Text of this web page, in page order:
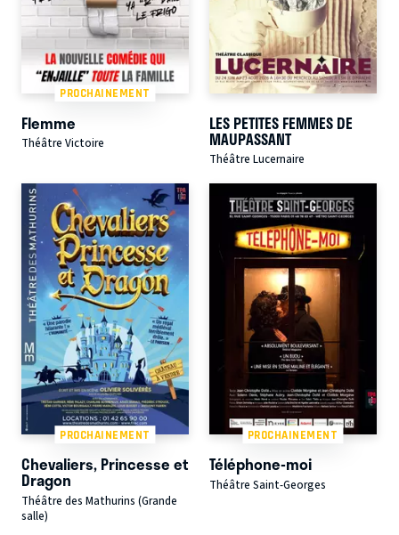
PROCHAINEMENT
Flemme
Théâtre Victoire
LES PETITES FEMMES DE
MAUPASSANT
Théâtre Lucernaire
PROCHAINEMENT
Chevaliers, Princesse et
Dragon
Théâtre des Mathurins (Grande
salle)
PROCHAINEMENT
Téléphone-moi
Théâtre Saint-Georges